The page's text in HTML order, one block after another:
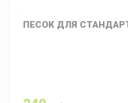
ПЕСОК ДЛЯ СТАНДАРТ